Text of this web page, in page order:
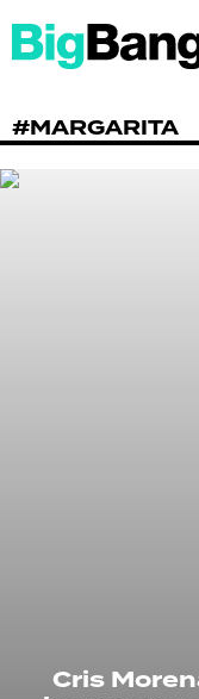
#MARGARITA
Cris
SHOW
POLÍTICA
RECETAS